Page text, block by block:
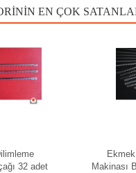
EN ÇOK
32 adet
Makinası